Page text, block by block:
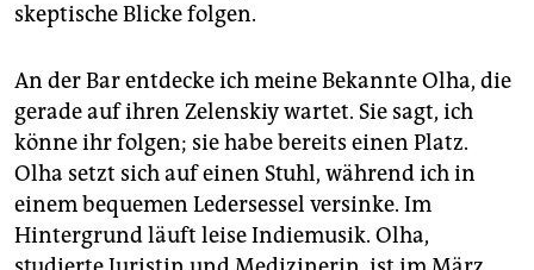
skeptische Blicke folgen.
An der Bar entdecke ich meine Bekannte Olha, die
gerade auf ihren Zelenskiy wartet. Sie sagt, ich
könne ihr folgen; sie habe bereits einen Platz.
Olha setzt sich auf einen Stuhl, während ich in
einem bequemen Ledersessel versinke. Im
Hintergrund läuft leise Indiemusik. Olha,